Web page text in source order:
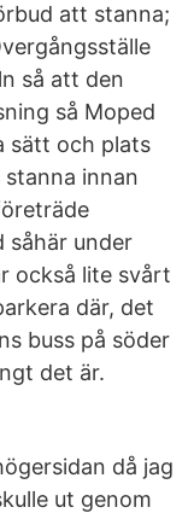
att stanna;
så att den
så Moped
sätt och plats
innan
under
också lite svårt
där, det
buss på söder
det är.
då jag
ut genom